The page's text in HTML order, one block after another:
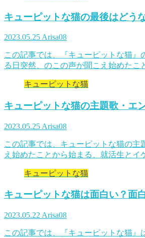
キューピットな猫の最後はどう
2023.05.25 Arisa08
この記事では、『キューピットな猫
る日突然、のこの声が聞こえ始めた
キューピットな猫
キューピットな猫の主題歌・エ
2023.05.25 Arisa08
この記事では、キューピットな猫の
え始めたことから始まる、就活生と
キューピットな猫
キューピットな猫は面白い？面
2023.05.22 Arisa08
この記事では、『キューピットな猫